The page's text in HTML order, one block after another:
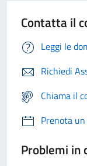
Contatta il
Leggi le
Richiedi
Chiama il
Prenota
Problemi in